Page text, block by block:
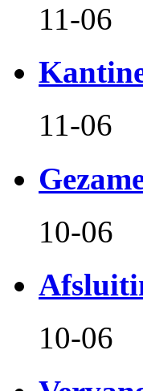
11-06
11-06
10-06
10-06